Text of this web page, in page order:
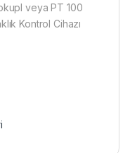
veya PT 100
Kontrol Cihazı